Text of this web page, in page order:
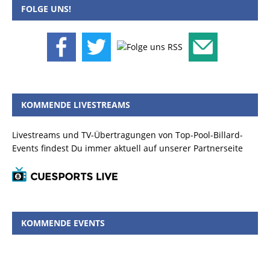
FOLGE UNS!
KOMMENDE LIVESTREAMS
Livestreams und TV-Übertragungen von Top-Pool-Billard-
Events findest Du immer aktuell auf unserer Partnerseite
KOMMENDE EVENTS